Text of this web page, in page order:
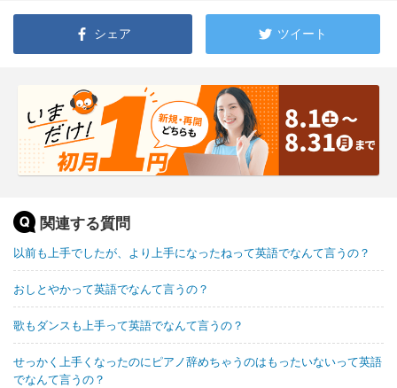
シェア ツイート
関連する質問
以前も上手でしたが、より上手になったねって英語でなんて言うの？
おしとやかって英語でなんて言うの？
歌もダンスも上手って英語でなんて言うの？
せっかく上手くなったのにピアノ辞めちゃうのはもったいないって英語
でなんて言うの？